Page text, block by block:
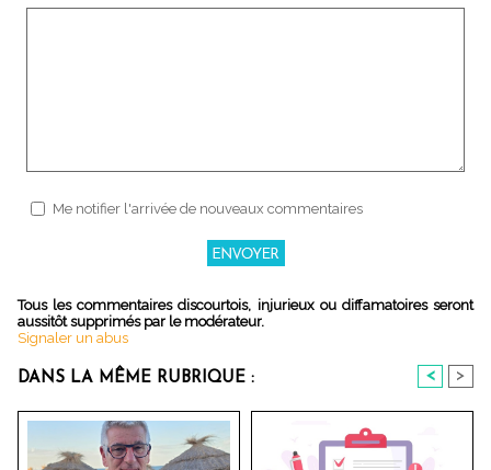
Me notifier l'arrivée de nouveaux commentaires
Tous les commentaires discourtois, injurieux ou diffamatoires seront
aussitôt supprimés par le modérateur.
Signaler un abus
DANS LA MÊME RUBRIQUE : < >